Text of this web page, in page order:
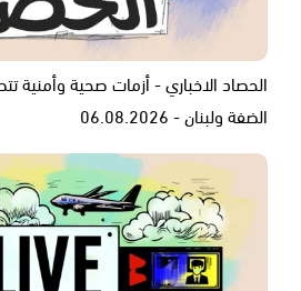
الحصاد الاخباري - أزمات صحية وأمنية
الضفة ولبنان - 06.08.2026